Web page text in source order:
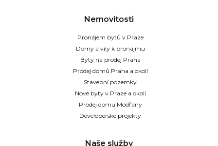
Nemovitosti
Pronájem bytů v Praze
Domy a vily k pronájmu
Byty na prodej Praha
Prodej domů Praha a okolí
Stavební pozemky
Nové byty v Praze a okolí
Prodej domu Modřany
Developerské projekty
Naše služby